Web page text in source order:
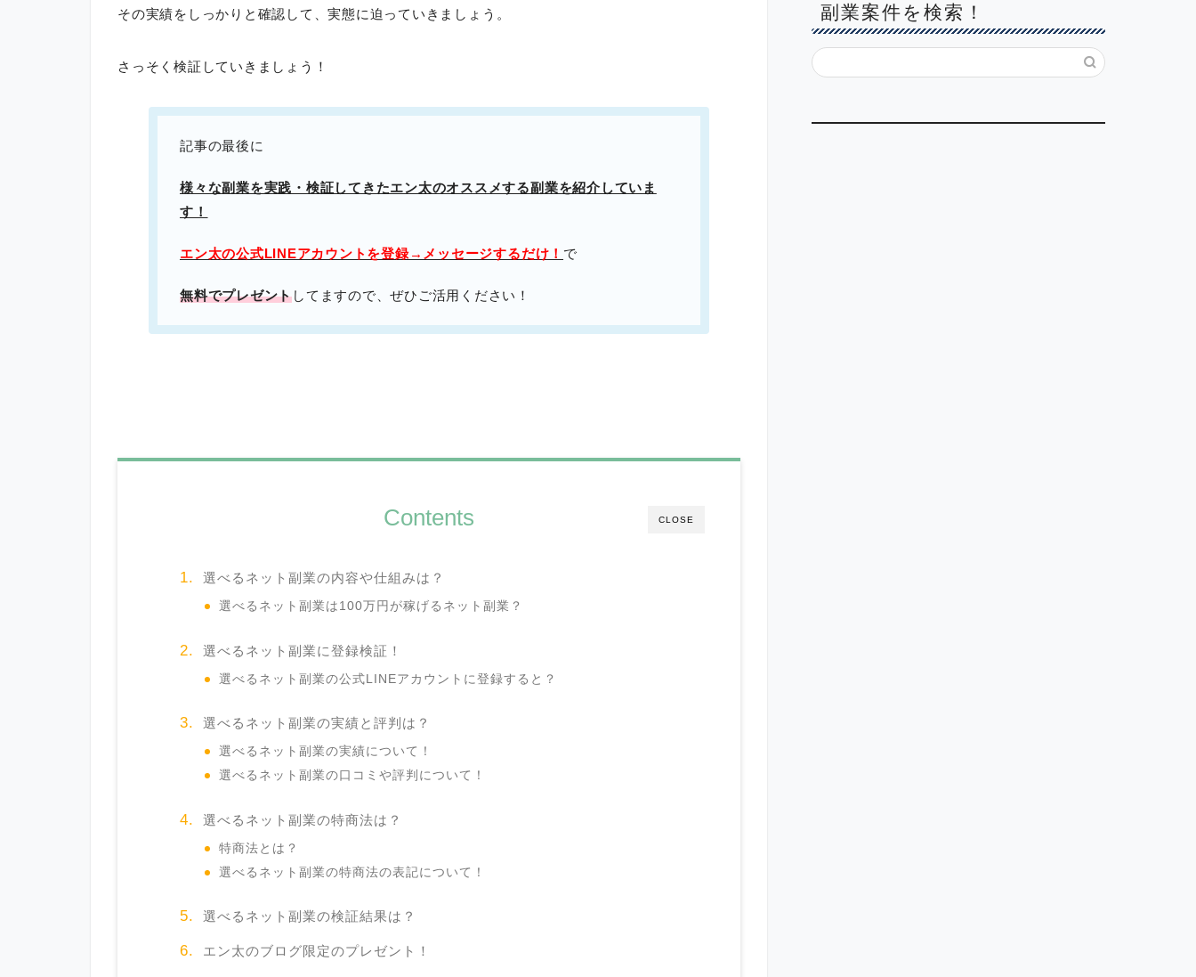
その実績をしっかりと確認して、実態に迫っていきましょう。
さっそく検証していきましょう！
記事の最後に
様々な副業を実践・検証してきたエン太のオススメする副業を紹介していま
す！
エン太の公式LINEアカウントを登録→メッセージするだけ！ で
無料でプレゼントしてますので、ぜひご活用ください！
CLOSE
Contents
選べるネット副業の内容や仕組みは？
選べるネット副業は100万円が稼げるネット副業？
選べるネット副業に登録検証！
選べるネット副業の公式LINEアカウントに登録すると？
選べるネット副業の実績と評判は？
選べるネット副業の実績について！
選べるネット副業の口コミや評判について！
選べるネット副業の特商法は？
特商法とは？
選べるネット副業の特商法の表記について！
選べるネット副業の検証結果は？
エン太のブログ限定のプレゼント！
副業案件を検索！